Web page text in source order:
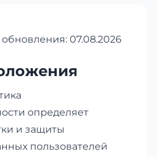
07.08.2026
определяет
и защиты
пользователей